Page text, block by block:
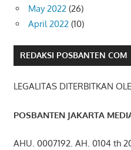
May 2022 (26)
April 2022 (10)
REDAKSI POSBANTEN COM
LEGALITAS DITERBITKAN
POSBANTEN JAKARTA
AHU. 0007192. AH. 0104 th